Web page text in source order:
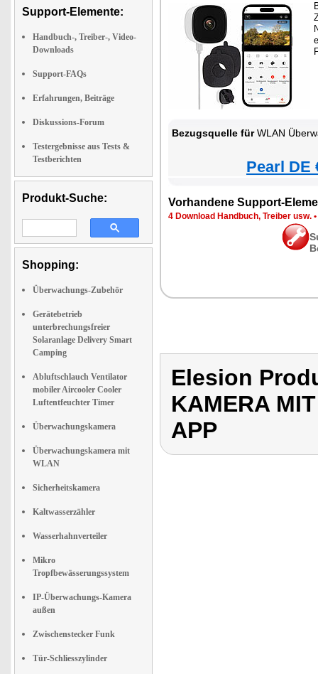
Support-Elemente:
Handbuch-, Treiber-, Video-
Downloads
Support-FAQs
Erfahrungen, Beiträge
Diskussions-Forum
Testergebnisse aus Tests &
Testberichten
Produkt-Suche:
Shopping:
Überwachungs-Zubehör
Gerätebetrieb
unterbrechungsfreier
Solaranlage Delivery Smart
Camping
Abluftschlauch Ventilator
mobiler Aircooler Cooler
Luftentfeuchter Timer
Überwachungskamera
Überwachungskamera mit
WLAN
Sicherheitskamera
Kaltwasserzähler
Wasserhahnverteiler
Mikro
Tropfbewässerungssystem
IP-Überwachungs-Kamera
außen
Zwischenstecker Funk
Tür-Schliesszylinder
Bezugsquelle fürWLAN
Pearl DE
Vorhandene Support-
4 Download Handbuch, Treiber usw. •
Elesion
KAMERA
APP